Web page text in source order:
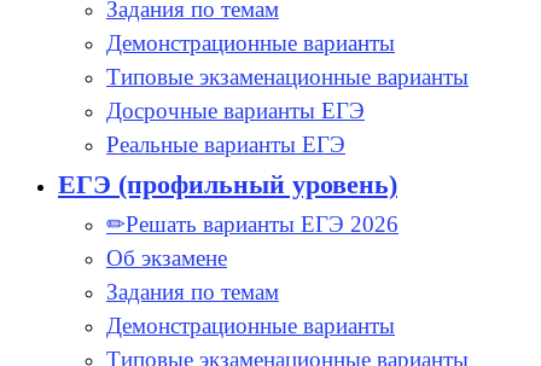
Задания по темам
Демонстрационные варианты
Типовые экзаменационные варианты
Досрочные варианты ЕГЭ
Реальные варианты ЕГЭ
ЕГЭ (профильный уровень)
✏Решать варианты ЕГЭ 2026
Об экзамене
Задания по темам
Демонстрационные варианты
Типовые экзаменационные варианты